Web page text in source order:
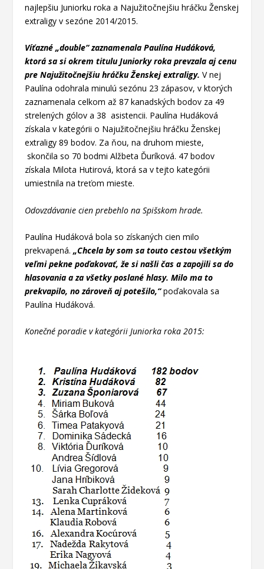
najlepšiu Juniorku roka a Najužitočnejšiu hráčku Ženskej
extraligy v sezóne 2014/2015.
Víťazné „double“ zaznamenala Paulína Hudáková,
ktorá sa si okrem titulu Juniorky roka prevzala aj cenu
pre Najužitočnejšiu hráčku Ženskej extraligy. V nej
Paulína odohrala minulú sezónu 23 zápasov, v ktorých
zaznamenala celkom až 87 kanadských bodov za 49
strelených gólov a 38 asistencii. Paulína Hudáková
získala v kategórii o Najužitočnejšiu hráčku Ženskej
extraligy 89 bodov. Za ňou, na druhom mieste,
skončila so 70 bodmi Alžbeta Ďuríková. 47 bodov
získala Milota Hutirová, ktorá sa v tejto kategórii
umiestnila na treťom mieste.
Odovzdávanie cien prebehlo na Spišskom hrade.
Paulína Hudáková bola so získaných cien milo
prekvapená. „Chcela by som sa touto cestou všetkým
veľmi pekne poďakovať, že si našli čas a zapojili sa do
hlasovania a za všetky poslané hlasy. Milo ma to
prekvapilo, no zároveň aj potešilo,“poďakovala sa
Paulína Hudáková.
Konečné poradie v kategórii Juniorka roka 2015: